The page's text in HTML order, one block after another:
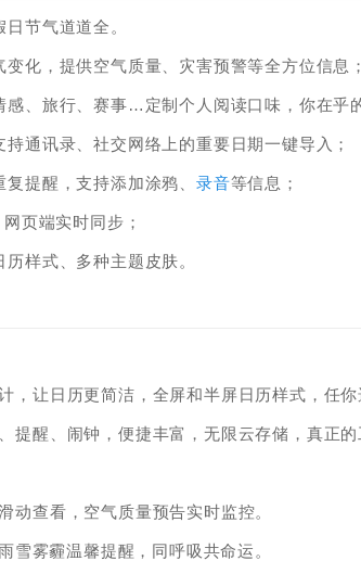
节气道道全。
化，提供空气质量、灾害预警等全方位信息；
感、旅行、赛事…定制个人阅读口味，你在乎
通讯录、社交网络上的重要日期一键导入；
提醒，支持添加涂鸦、 录音等信息；
页端实时同步；
样式、多种主题皮肤。
，让日历更简洁，全屏和半屏日历样式，任你
提醒、闹钟，便捷丰富，无限云存储，真正的
动查看，空气质量预告实时监控。
雪雾霾温馨提醒，同呼吸共命运。